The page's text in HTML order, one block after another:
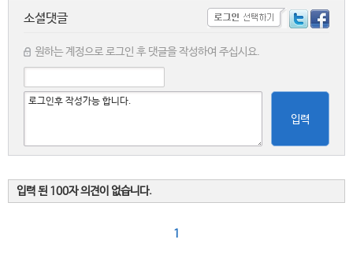
소셜댓글
원하는 계정으로 로그인 후 댓글을 작성하여 주십시요.
입력
입력 된 100자 의견이 없습니다.
1